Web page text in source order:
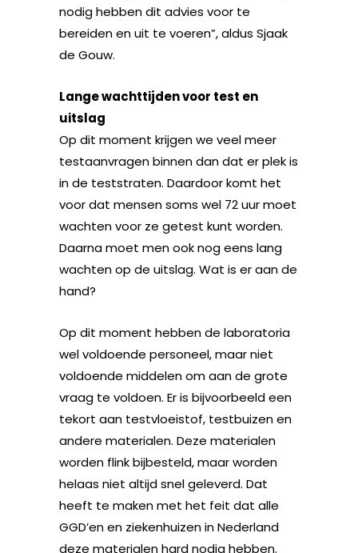
nodig hebben dit advies voor te
bereiden en uit te voeren”, aldus Sjaak
de Gouw.
Lange wachttijden voor test en
uitslag
Op dit moment krijgen we veel meer
testaanvragen binnen dan dat er plek is
in de teststraten. Daardoor komt het
voor dat mensen soms wel 72 uur moet
wachten voor ze getest kunt worden.
Daarna moet men ook nog eens lang
wachten op de uitslag. Wat is er aan de
hand?
Op dit moment hebben de laboratoria
wel voldoende personeel, maar niet
voldoende middelen om aan de grote
vraag te voldoen. Er is bijvoorbeeld een
tekort aan testvloeistof, testbuizen en
andere materialen. Deze materialen
worden flink bijbesteld, maar worden
helaas niet altijd snel geleverd. Dat
heeft te maken met het feit dat alle
GGD’en en ziekenhuizen in Nederland
deze materialen hard nodig hebben.